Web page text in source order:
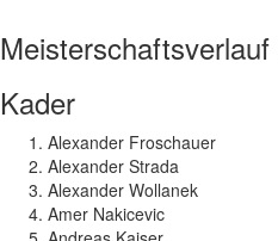
Meisterschaftsverlauf
Kader
Alexander Froschauer
Alexander Strada
Alexander Wollanek
Amer Nakicevic